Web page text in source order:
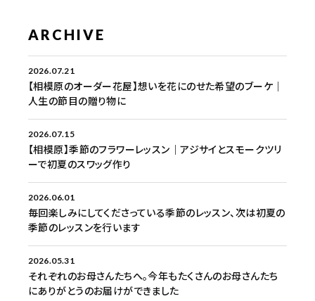
ARCHIVE
2026.07.21
【相模原のオーダー花屋】想いを花にのせた希望のブーケ｜
人生の節目の贈り物に
2026.07.15
【相模原】季節のフラワーレッスン｜アジサイとスモークツリ
ーで初夏のスワッグ作り
2026.06.01
毎回楽しみにしてくださっている季節のレッスン、次は初夏の
季節のレッスンを行います
2026.05.31
それぞれのお母さんたちへ。今年もたくさんのお母さんたち
にありがとうのお届けができました